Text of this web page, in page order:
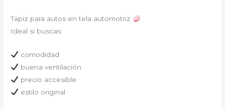
Tapiz para autos en tela automotriz
Ideal si buscas:
comodidad
buena ventilación
precio accesible
estilo original